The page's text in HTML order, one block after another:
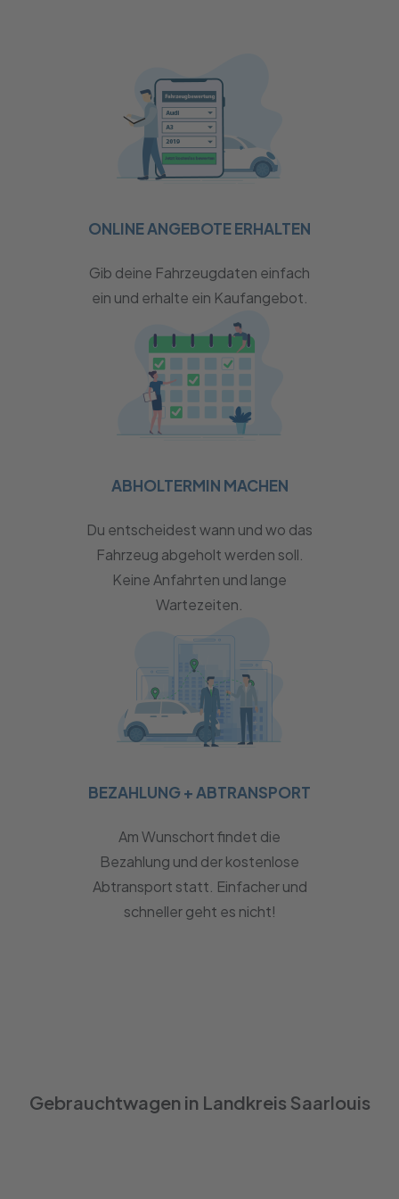
ONLINE ANGEBOTE ERHALTEN
Gib deine Fahrzeugdaten einfach
ein und erhalte ein Kaufangebot.
ABHOLTERMIN MACHEN
Du entscheidest wann und wo das
Fahrzeug abgeholt werden soll.
Keine Anfahrten und lange
Wartezeiten.
BEZAHLUNG + ABTRANSPORT
Am Wunschort findet die
Bezahlung und der kostenlose
Abtransport statt. Einfacher und
schneller geht es nicht!
Gebrauchtwagen in Landkreis Saarlouis